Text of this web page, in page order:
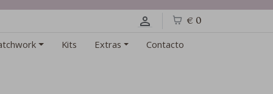
€ 0
Kits Extras Contacto